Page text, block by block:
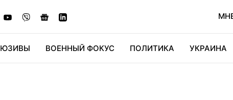
ВОЕННЫЙ ФОКУС ПОЛИТИКА УКРАИНА